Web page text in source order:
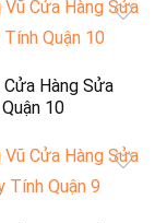
Cửa Hàng Sửa
10